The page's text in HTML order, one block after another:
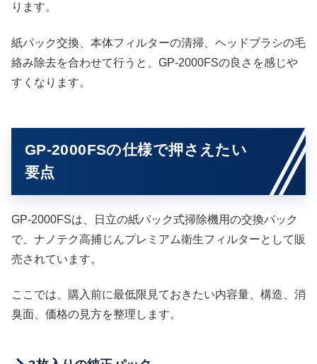
ります。
紙パック交換、本体フィルターの清掃、ヘッドブラシの毛
絡み除去を合わせて行うと、GP-2000FSの良さを感じや
すくなります。
GP-2000FSの仕様で押さえたい
要点
GP-2000FSは、日立の紙パック式掃除機用の交換パック
で、ナノテク高捕じんプレミアム衛生フィルターとして販
売されています。
ここでは、購入前に最低限見ておきたい内容量、構造、消
臭面、価格の見方を整理します。